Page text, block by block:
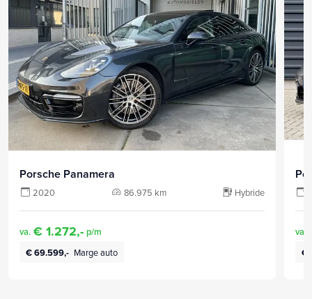
Porsche Panamera
2020 86.975 km Hybride
va. € 1.272,- p/m
€ 69.599,- Marge auto
va.
€